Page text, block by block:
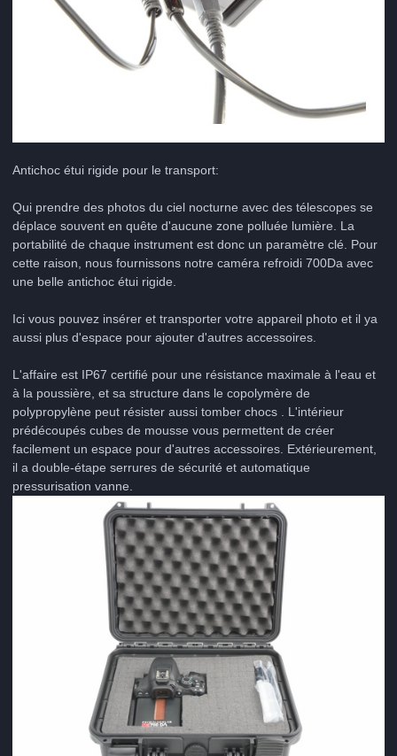
Antichoc étui rigide pour le transport:
Qui prendre des photos du ciel nocturne avec des télescopes se
déplace souvent en quête d'aucune zone polluée lumière. La
portabilité de chaque instrument est donc un paramètre clé. Pour
cette raison, nous fournissons notre caméra refroidi 700Da avec
une belle antichoc étui rigide.
Ici vous pouvez insérer et transporter votre appareil photo et il ya
aussi plus d'espace pour ajouter d'autres accessoires.
L'affaire est IP67 certifié pour une résistance maximale à l'eau et
à la poussière, et sa structure dans le copolymère de
polypropylène peut résister aussi tomber chocs . L'intérieur
prédécoupés cubes de mousse vous permettent de créer
facilement un espace pour d'autres accessoires. Extérieurement,
il a double-étape serrures de sécurité et automatique
pressurisation vanne.